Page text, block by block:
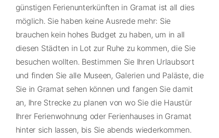
günstigen Ferienunterkünften in Gramat ist all dies
möglich. Sie haben keine Ausrede mehr: Sie
brauchen kein hohes Budget zu haben, um in all
diesen Städten in Lot zur Ruhe zu kommen, die Sie
besuchen wollten. Bestimmen Sie Ihren Urlaubsort
und finden Sie alle Museen, Galerien und Paläste, die
Sie in Gramat sehen können und fangen Sie damit
an, Ihre Strecke zu planen von wo Sie die Haustür
Ihrer Ferienwohnung oder Ferienhauses in Gramat
hinter sich lassen, bis Sie abends wiederkommen.